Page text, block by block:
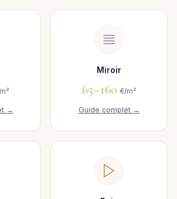
→
Miroir
65–160 €/m²
Guide complet →